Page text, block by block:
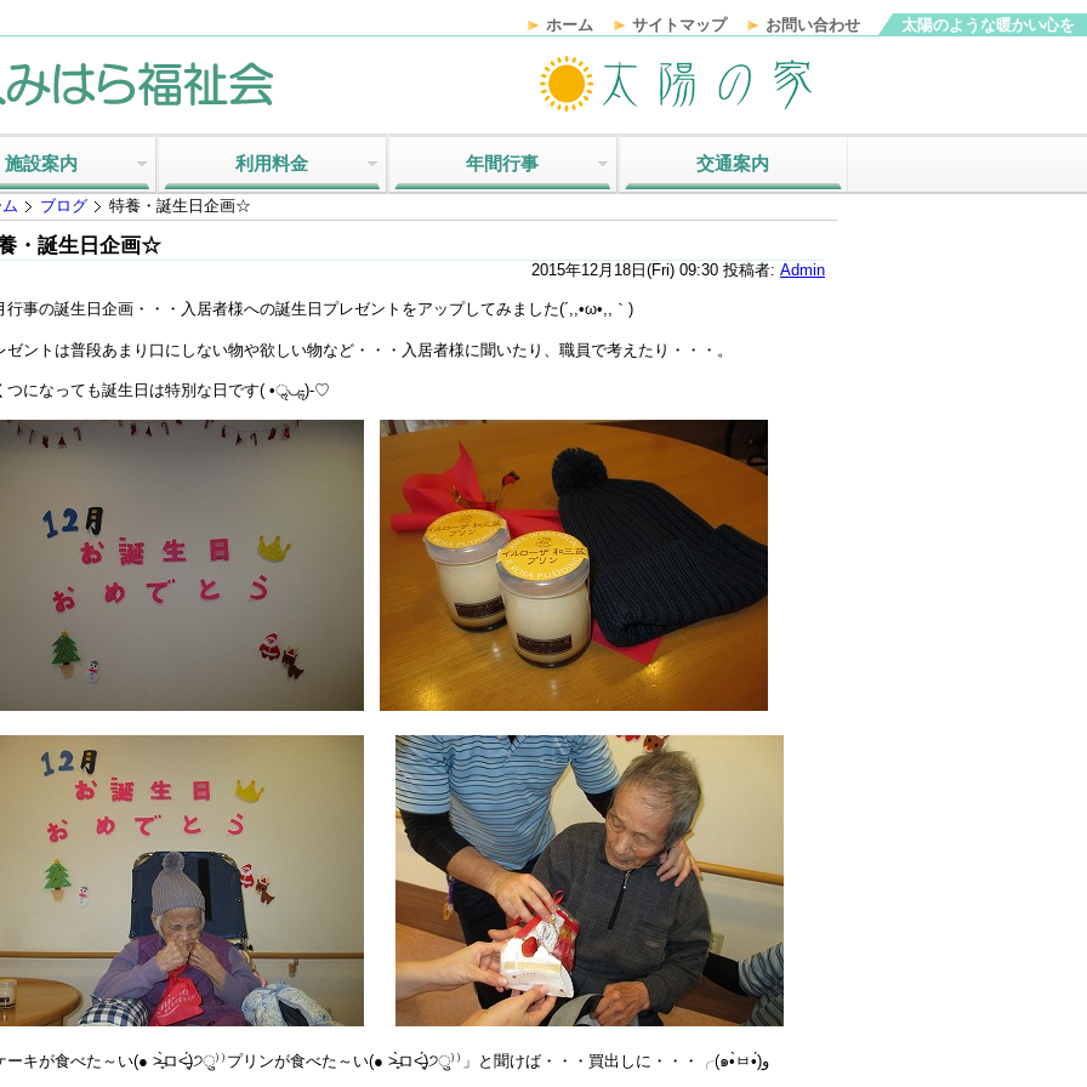
太陽のような暖かい心を
ホーム サイトマップ お問い合わせ
施設案内 利用料金 年間行事 交通案内
ブログ 特養・誕生日企画☆
・誕生日企画☆
2015年12月18日(Fri) 09:30 投稿者: Admin
行事の誕生日企画・・・入居者様への誕生日プレゼントをアップしてみました(´,,•ω•,,｀)
ゼントは普段あまり口にしない物や欲しい物など・・・入居者様に聞いたり、職員で考えたり・・・。
つになっても誕生日は特別な日です( •ॢ◡-ॢ)-♡
「ケーキが食べた～い(● ˃̶͈̀ロ˂̶͈́)੭ु⁾⁾プリンが食べた～い(● ˃̶͈̀ロ˂̶͈́)੭ु⁾⁾」と聞けば・・・買出しに・・・╭(๑•̀ㅂ•́)و